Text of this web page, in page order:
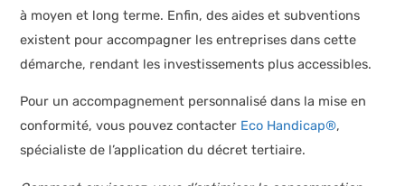
à moyen et long terme. Enfin, des aides et subventions
existent pour accompagner les entreprises dans cette
démarche, rendant les investissements plus accessibles.
Pour un accompagnement personnalisé dans la mise en
conformité, vous pouvez contacter Eco Handicap®,
spécialiste de l’application du décret tertiaire.